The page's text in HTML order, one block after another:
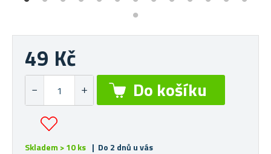
49 Kč
Skladem > 10 ks | Do 2 dnů u vás